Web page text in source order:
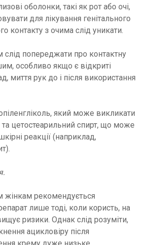
оболонки, такі як рот або очі,
для лікування генітального
контакту з очима слід уникати.
слід попереджати про контактну
особливо якщо є відкриті
миття рук до і після використання
який може викликати
цетостеарильний спирт, що може
реакції (наприклад,
жінкам рекомендується
лише тоді, коли користь, на
ризики. Однак слід розуміти,
ацикловіру після